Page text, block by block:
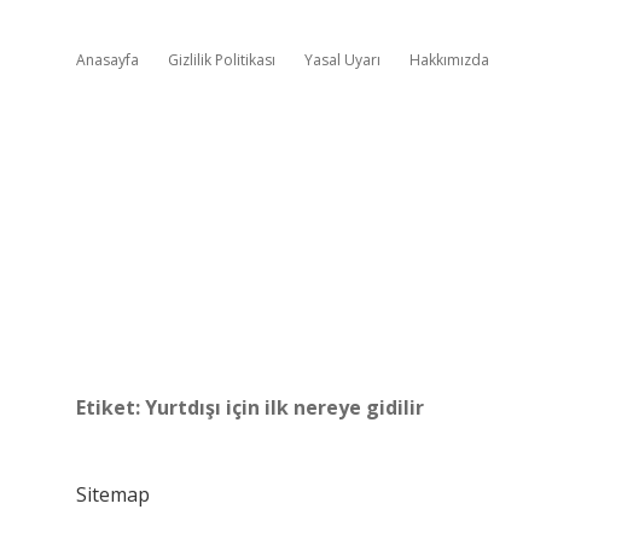
Anasayfa Gizlilik Politikası Yasal Uyarı Hakkımızda
Etiket:Yurtdışı için ilk nereye gidilir
Sitemap